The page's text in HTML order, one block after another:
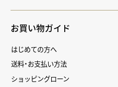
お買い物ガイド
はじめての方へ
送料・お支払い方法
ショッピングローン